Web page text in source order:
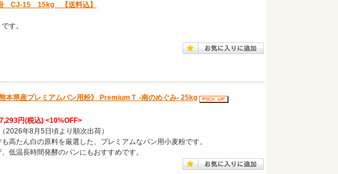
粉 CJ-15 15kg 【送料込】
す。
本県産プレミアムパン用粉》 PremiumＴ -南のめぐみ- 25kg
7,293円(税込) <10%OFF>
2026年8月5日頃より順次出荷）
高たん白の原料を厳選した、プレミアムなパン用小麦粉です。
低温長時間発酵のパンにもおすすめです。